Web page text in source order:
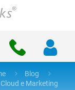
Blog
e Marketing